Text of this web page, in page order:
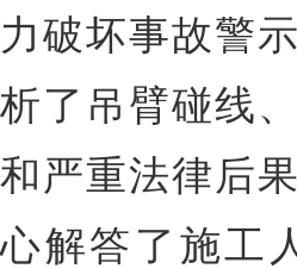
力破坏事故警
析了吊臂碰线
和严重法律后
心解答了施工